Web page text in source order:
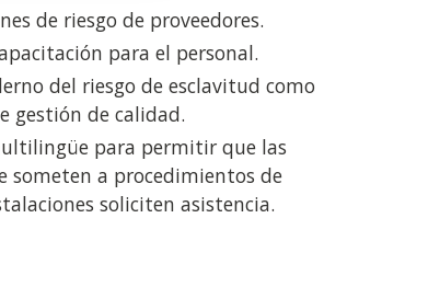
de riesgo de proveedores.
para el personal.
del riesgo de esclavitud como
gestión de calidad.
para permitir que las
someten a procedimientos de
soliciten asistencia.